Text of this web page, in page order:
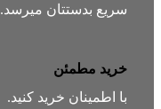
سریع بدستتان میرسد.
خرید مطمئن
با اطمینان خرید کنید.